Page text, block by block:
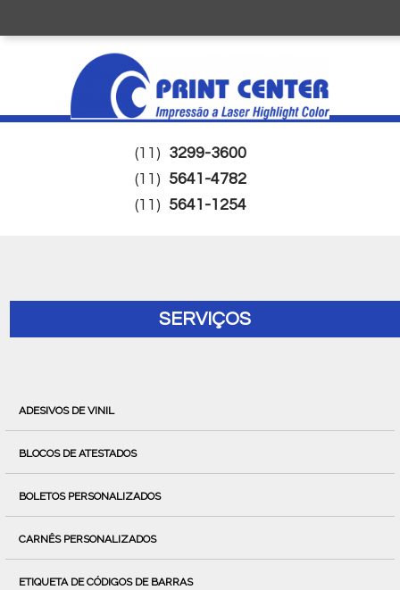
(11) 3299-3600
(11) 5641-4782
(11) 5641-1254
SERVIÇOS
ADESIVOS DE VINIL
BLOCOS DE ATESTADOS
BOLETOS PERSONALIZADOS
CARNÊS PERSONALIZADOS
ETIQUETA DE CÓDIGOS DE BARRAS